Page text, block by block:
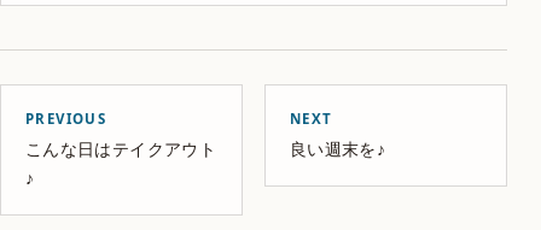
PREVIOUS
こんな日はテイクアウト
♪
NEXT
良い週末を♪